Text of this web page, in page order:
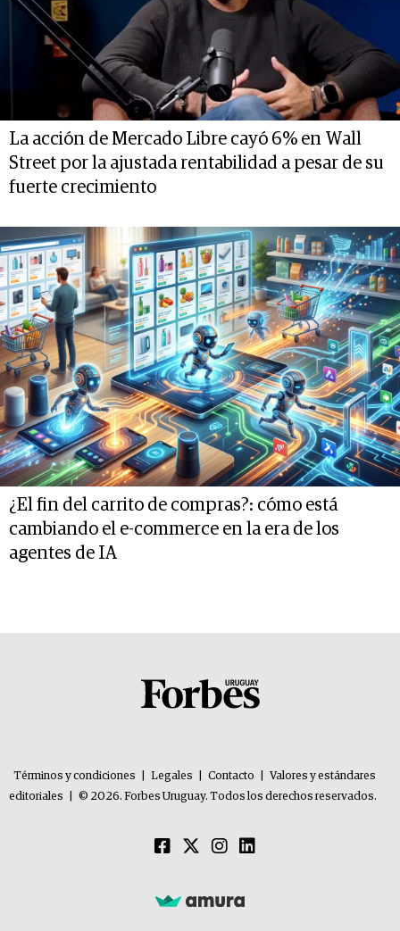
La acción de Mercado Libre cayó 6% en Wall
Street por la ajustada rentabilidad a pesar de su
fuerte crecimiento
¿El fin del carrito de compras?: cómo está
cambiando el e-commerce en la era de los
agentes de IA
Términos y condiciones Legales Contacto
Valores y estándares
editoriales
© 2026. Forbes Uruguay. Todos los derechos reservados.